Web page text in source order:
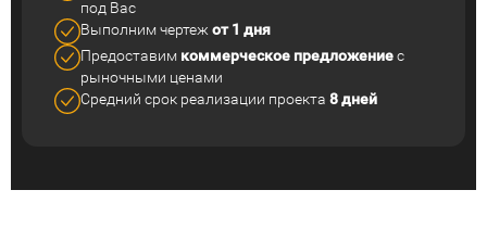
под Вас
Выполним чертежот 1 дня
Предоставим коммерческое предложениес
рыночными ценами
Средний срок реализации проекта 8 дней